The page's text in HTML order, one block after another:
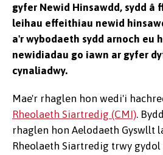
gyfer Newid Hinsawdd, sydd â
leihau effeithiau newid
a'r wybodaeth sydd arnoch eu
newidiadau go iawn ar gyfer
cynaliadwy.
Mae'r rhaglen hon wedi'i
Rheolaeth Siartredig (CMI).
rhaglen hon Aelodaeth Gyswllt
Rheolaeth Siartredig trwy